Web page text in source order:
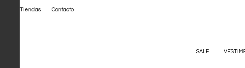
SALE
Tiendas Contacto